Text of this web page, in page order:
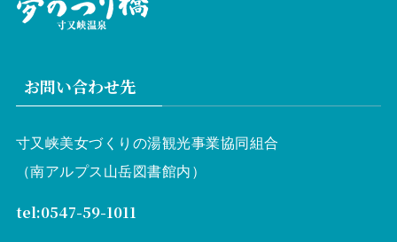
お問い合わせ先
寸又峡美女づくりの湯観光事業協同組合
（南アルプス山岳図書館内）
tel:0547-59-1011